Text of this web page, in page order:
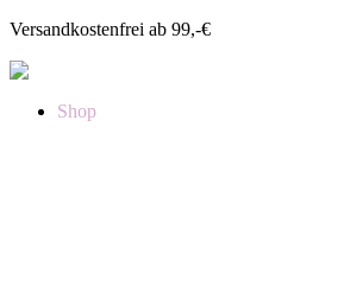
Versandkostenfrei ab 99,-€
Shop